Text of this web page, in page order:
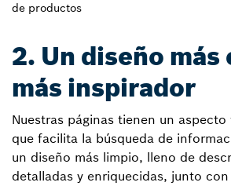
de productos
2. Un diseño más
más inspirador
Nuestras páginas tienen un
que facilita la búsqueda de
un diseño más limpio, lleno de
detalladas y enriquecidas, junto